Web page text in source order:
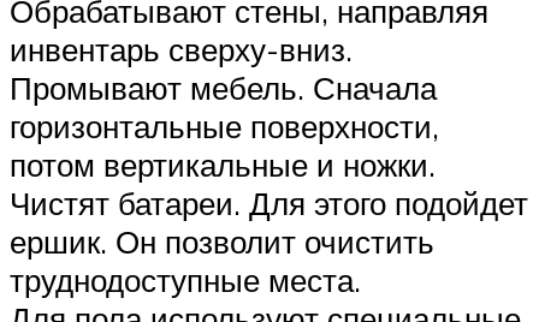
Обрабатывают стены, направляя
инвентарь сверху-вниз.
Промывают мебель. Сначала
горизонтальные поверхности,
потом вертикальные и ножки.
Чистят батареи. Для этого подойдет
ершик. Он позволит очистить
труднодоступные места.